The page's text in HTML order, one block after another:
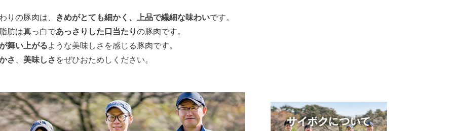
りの豚肉は、 きめがとても細かく、上品で繊細な味わいです。
肪は真っ白であっさりした口当たりの豚肉です。
舞い上がるような美味しさを感じる豚肉です。
さ
美味しさ をぜひおためしください。